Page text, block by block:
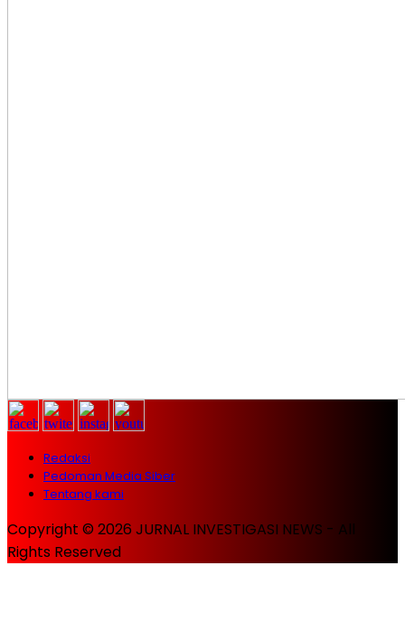
Redaksi
Pedoman Media Siber
Tentang kami
Copyright © 2026 JURNAL INVESTIGASI NEWS - All
Rights Reserved